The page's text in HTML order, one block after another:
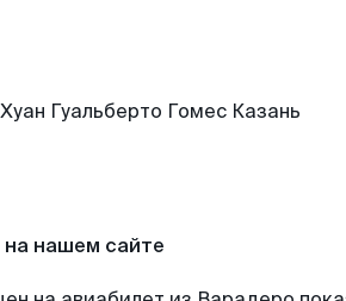
нашем сайте